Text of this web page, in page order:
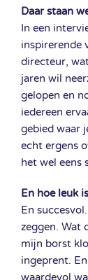
Daar staan
In een
inspirerende
directeur,
jaren wil
gelopen en
iedereen
gebied waar
echt ergens
het wel eens
En hoe leuk
En
zeggen. Wat
mijn borst
ingeprent.
waardevol